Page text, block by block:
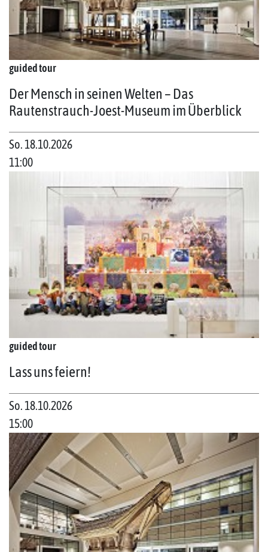
guided tour
Der Mensch in seinen Welten – Das
Rautenstrauch-Joest-Museum im Überblick
So. 18.10.2026
11:00
guided tour
Lass uns feiern!
So. 18.10.2026
15:00